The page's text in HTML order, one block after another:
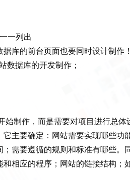
一列出
库的前台页面也要同时设计制作！
数据库的开发制作；
制作，而是需要对项目进行总体
主要确定：网站需要实现哪些功
需要遵循的规则和标准有哪些。
相应的程序；网站的链接结构；